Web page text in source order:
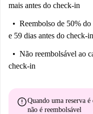
mais antes do check-in
Reembolso de 50%
e 59 dias antes do check-in
Não reembolsável ao
check-in
errorQuando uma reserva
não é reembolsável